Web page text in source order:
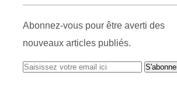
Abonnez-vous pour être averti des
nouveaux articles publiés.